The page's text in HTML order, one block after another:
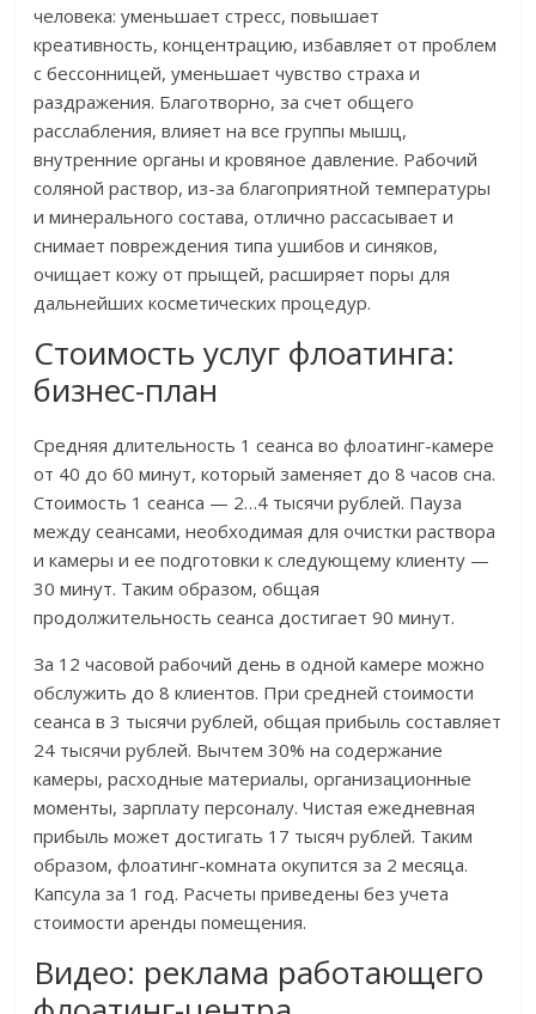
человека: уменьшает стресс, повышает
креативность, концентрацию, избавляет от проблем
с бессонницей, уменьшает чувство страха и
раздражения. Благотворно, за счет общего
расслабления, влияет на все группы мышц,
внутренние органы и кровяное давление. Рабочий
соляной раствор, из-за благоприятной температуры
и минерального состава, отлично рассасывает и
снимает повреждения типа ушибов и синяков,
очищает кожу от прыщей, расширяет поры для
дальнейших косметических процедур.
Стоимость услуг флоатинга:
бизнес-план
Средняя длительность 1 сеанса во флоатинг-камере
от 40 до 60 минут, который заменяет до 8 часов сна.
Стоимость 1 сеанса — 2…4 тысячи рублей. Пауза
между сеансами, необходимая для очистки раствора
и камеры и ее подготовки к следующему клиенту —
30 минут. Таким образом, общая
продолжительность сеанса достигает 90 минут.
За 12 часовой рабочий день в одной камере можно
обслужить до 8 клиентов. При средней стоимости
сеанса в 3 тысячи рублей, общая прибыль составляет
24 тысячи рублей. Вычтем 30% на содержание
камеры, расходные материалы, организационные
моменты, зарплату персоналу. Чистая ежедневная
прибыль может достигать 17 тысяч рублей. Таким
образом, флоатинг-комната окупится за 2 месяца.
Капсула за 1 год. Расчеты приведены без учета
стоимости аренды помещения.
Видео: реклама работающего